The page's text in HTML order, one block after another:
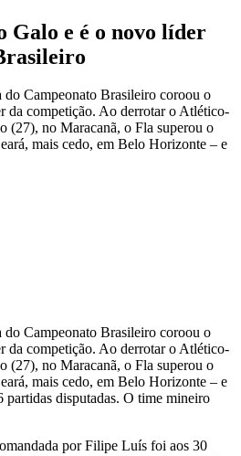
Galo e é o novo líder
do Campeonato Brasileiro coroou o
da competição. Ao derrotar o Atlético-
(27), no Maracanã, o Fla superou o
mais cedo, em Belo Horizonte – e
do Campeonato Brasileiro coroou o
da competição. Ao derrotar o Atlético-
(27), no Maracanã, o Fla superou o
mais cedo, em Belo Horizonte – e
partidas disputadas. O time mineiro
por Filipe Luís foi aos 30